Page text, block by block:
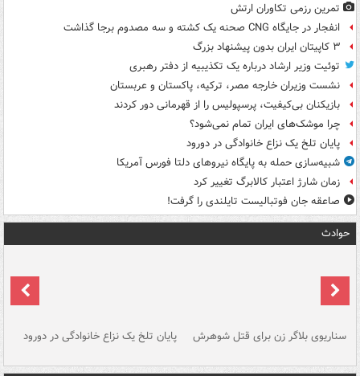
تمرین رزمی تکاوران ارتش
انفجار در جایگاه CNG صحنه یک کشته و سه مصدوم برجا گذاشت
۳ کاپیتان ایران بدون پیشنهاد بزرگ
توئیت وزیر ارشاد درباره یک تکذیبیه از دفتر رهبری
نشست وزیران خارجه مصر، ترکیه، پاکستان و عربستان
بازیکنان بی‌کیفیت، پرسپولیس را از قهرمانی دور کردند
چرا موشک‌های ایران تمام نمی‌شود؟
پایان تلخ یک نزاع خانوادگی در دورود
شبیه‌سازی حمله به پایگاه نیروهای دلتا فورس آمریکا
زمان شارژ اعتبار کالابرگ تغییر کرد
صاعقه جان فوتبالیست تایلندی را گرفت!
حوادث
سناریوی بلاگر زن برای قتل شوهرش پایان تلخ یک نزاع خانوادگی در دورود